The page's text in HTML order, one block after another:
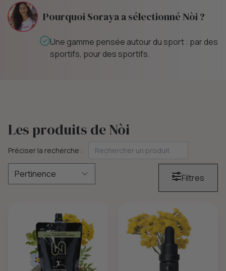
Pourquoi Soraya a sélectionné Nòi ?
Une gamme pensée autour du sport : par des
sportifs, pour des sportifs.
Les produits de Nòi
Préciser la recherche :
Filtres